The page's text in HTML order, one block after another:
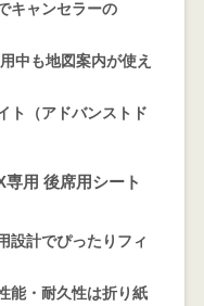
キャンセラーの
中も地図案内が使え
ト（アドバンストド
専用 後席用シート
設計でぴったりフィ
能・耐久性は折り紙